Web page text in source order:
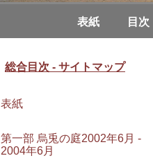
表紙 目次
総合目次 - サイトマップ
表紙
第一部 烏兎の庭2002年6月 -
2004年6月